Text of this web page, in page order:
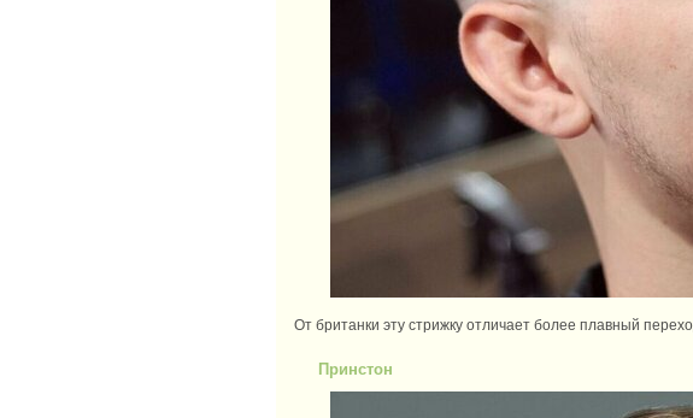
От британки эту стрижку отличает более плавный
Принстон